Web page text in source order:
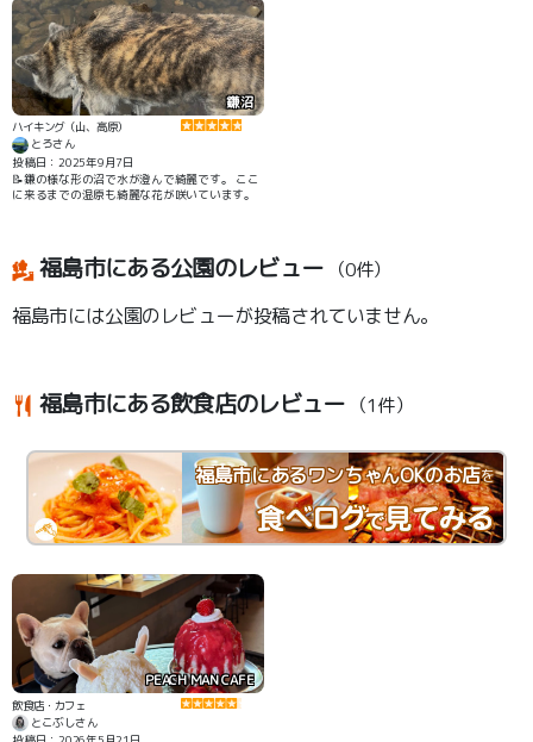
鎌沼
ハイキング（山、高原）
とろさん
投稿日：2025年9月7日
📝鎌の様な形の沼で水が澄んで綺麗です。 ここ
に来るまでの湿原も綺麗な花が咲いています。
福島市にある公園のレビュー （0件）
福島市には公園のレビューが投稿されていません。
福島市にある飲食店のレビュー （1件）
福島市にあるワンちゃんOKのお店を
PEACH MAN CAFE
飲食店・カフェ
とこぶしさん